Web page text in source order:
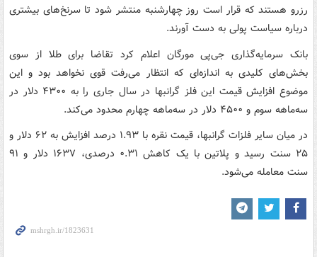
رزرو هستند که قرار است روز چهارشنبه منتشر شود تا سرنخ‌های بیشتری
درباره سیاست پولی به دست آورند.
بانک سرمایه‌گذاری جی‌پی مورگان اعلام کرد تقاضا برای طلا از سوی
بخش‌های کلیدی به اندازه‌ای که انتظار می‌رفت قوی نخواهد بود و این
موضوع افزایش قیمت این فلز گرانبها در سال جاری را به ۴۳۰۰ دلار در
سه‌ماهه سوم و ۴۵۰۰ دلار در سه‌ماهه چهارم محدود می‌کند.
در میان سایر فلزات گرانبها، قیمت نقره با ۱.۹۳ درصد افزایش به ۶۲ دلار و
۲۵ سنت رسید و پلاتین با یک کاهش ۰.۳۱ درصدی، ۱۶۳۷ دلار و ۹۱
سنت معامله می‌شود.